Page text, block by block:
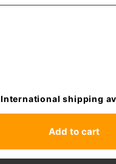
International shipping
Add to cart